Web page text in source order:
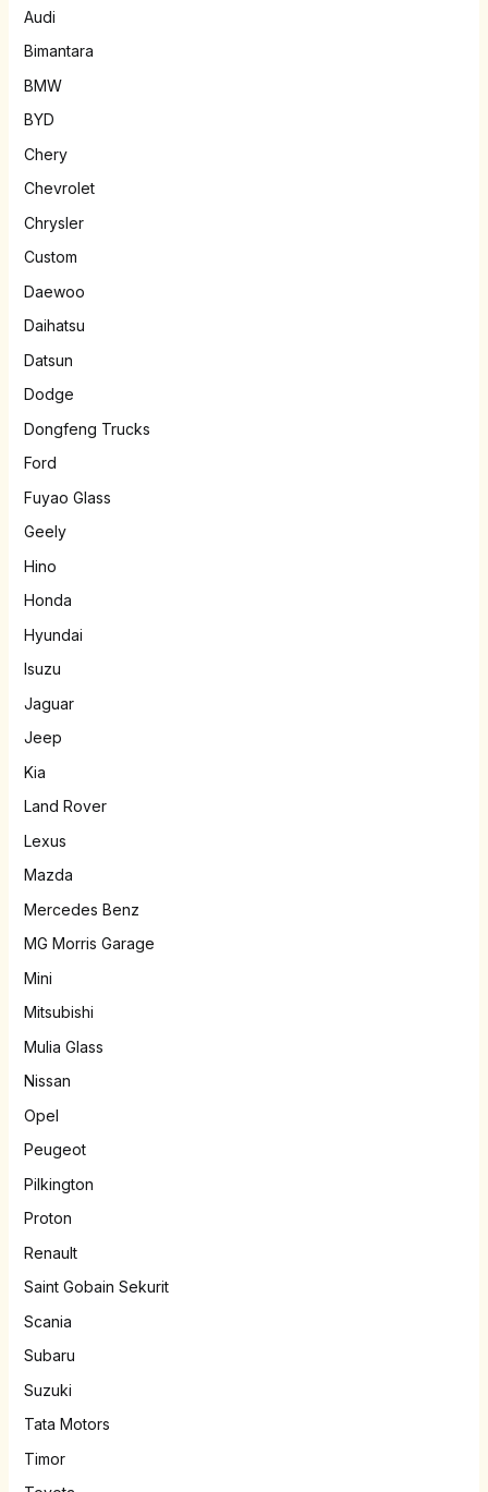
Audi
Bimantara
BMW
BYD
Chery
Chevrolet
Chrysler
Custom
Daewoo
Daihatsu
Datsun
Dodge
Dongfeng Trucks
Ford
Fuyao Glass
Geely
Hino
Honda
Hyundai
Isuzu
Jaguar
Jeep
Kia
Land Rover
Lexus
Mazda
Mercedes Benz
MG Morris Garage
Mini
Mitsubishi
Mulia Glass
Nissan
Opel
Peugeot
Pilkington
Proton
Renault
Saint Gobain Sekurit
Scania
Subaru
Suzuki
Tata Motors
Timor